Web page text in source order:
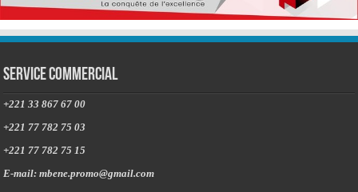
Service commercial
+221 33 867 67 00
+221 77 782 75 03
+221 77 782 75 15
E-mail: mbene.promo@gmail.com